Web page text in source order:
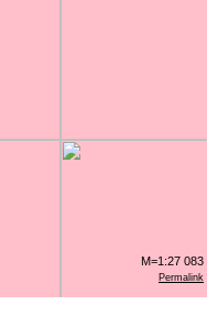
Permalink
M=1:27 083